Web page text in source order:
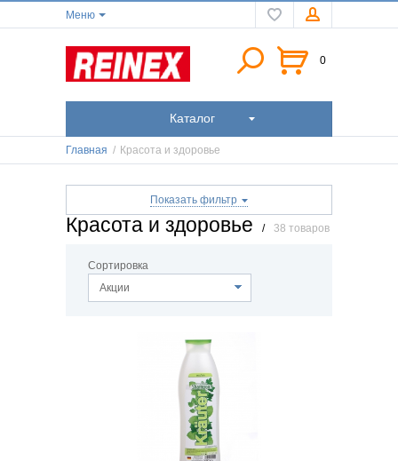
Меню
0
Каталог
Главная / Красота и здоровье
Показать фильтр
Красота и здоровье / 38 товаров
Сортировка
Акции